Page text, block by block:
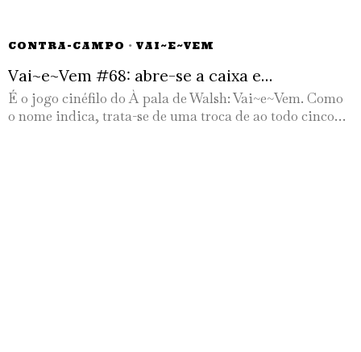
CONTRA-CAMPO · VAI~E~VEM
Vai~e~Vem #68: abre-se a caixa e…
É o jogo cinéfilo do À pala de Walsh: Vai~e~Vem. Como
o nome indica, trata-se de uma troca de ao todo cinco…